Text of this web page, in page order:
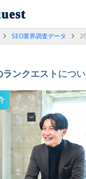
SEO業界調査データ 2026年1月
ランクエストにつ